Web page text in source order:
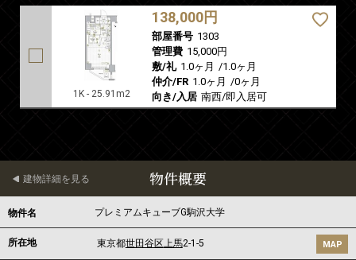
1K - 25.91m2
138,000円
部屋番号 1303
管理費 15,000円
敷/礼 1.0ヶ月 /1.0ヶ月
仲介/FR 1.0ヶ月 /0ヶ月
向き/入居 南西/即入居可
物件概要
建物詳細を見る
物件名 プレミアムキューブG駒沢大学
所在地 東京都世田谷区上馬2-1-5 MAP